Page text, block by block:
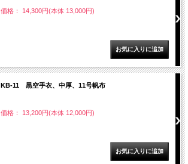
価格： 14,300円(本体 13,000円)
KB-11 黒空手衣、中厚、11号帆布
価格： 13,200円(本体 12,000円)